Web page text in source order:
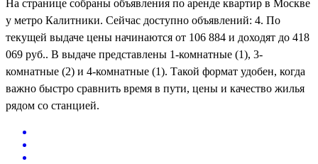
На странице собраны объявления по аренде квартир в Москве
у метро Калитники. Сейчас доступно объявлений: 4. По
текущей выдаче цены начинаются от 106 884 и доходят до 418
069 руб.. В выдаче представлены 1-комнатные (1), 3-
комнатные (2) и 4-комнатные (1). Такой формат удобен, когда
важно быстро сравнить время в пути, цены и качество жилья
рядом со станцией.